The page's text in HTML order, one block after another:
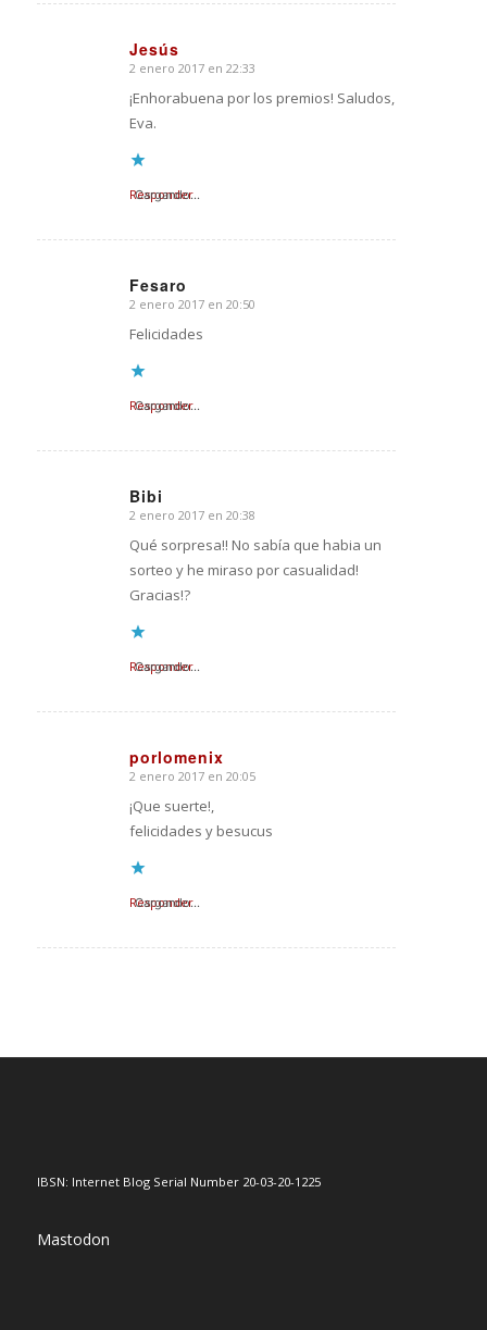
Jesús
Dice:
2 enero 2017 en 22:33
¡Enhorabuena por los premios! Saludos,
Eva.
Cargando...
Responder
Fesaro
Dice:
2 enero 2017 en 20:50
Felicidades
Cargando...
Responder
Bibi
Dice:
2 enero 2017 en 20:38
Qué sorpresa!! No sabía que habia un
sorteo y he miraso por casualidad!
Gracias!?
Cargando...
Responder
porlomenix
Dice:
2 enero 2017 en 20:05
¡Que suerte!,
felicidades y besucus
Cargando...
Responder
IBSN: Internet Blog Serial Number 20-03-20-1225
Mastodon